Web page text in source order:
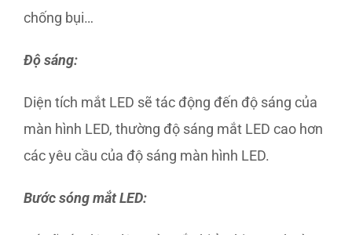
chống bụi…
Độ sáng:
Diện tích mắt LED sẽ tác động đến độ sáng của
màn hình LED, thường độ sáng mắt LED cao hơn
các yêu cầu của độ sáng màn hình LED.
Bước sóng mắt LED: